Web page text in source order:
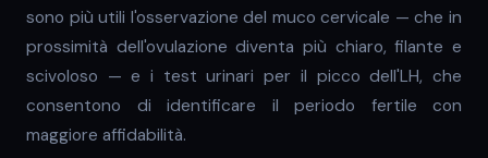
sono più utili l'osservazione del muco cervicale — che in
prossimità dell'ovulazione diventa più chiaro, filante e
scivoloso — e i test urinari per il picco dell'LH, che
consentono di identificare il periodo fertile con
maggiore affidabilità.